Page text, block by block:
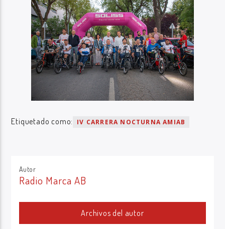
Etiquetado como: IV CARRERA NOCTURNA AMIAB
Autor
Radio Marca AB
Archivos del autor